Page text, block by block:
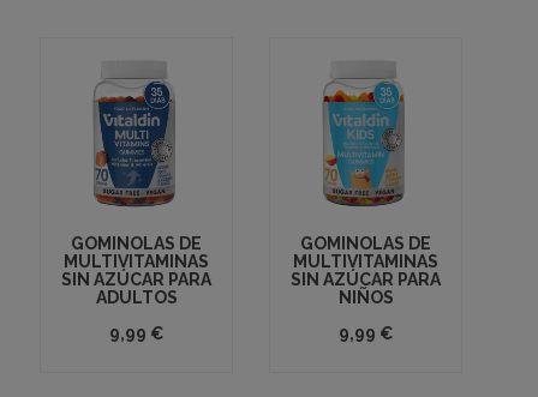
GOMINOLAS DE
MULTIVITAMINAS
SIN AZÚCAR PARA
ADULTOS
9,99 €
GOMINOLAS DE
MULTIVITAMINAS
SIN AZÚCAR PARA
NIÑOS
9,99 €